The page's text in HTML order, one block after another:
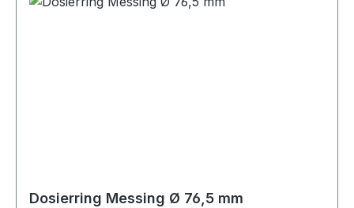
Dosierring Messing Ø 76,5 mm